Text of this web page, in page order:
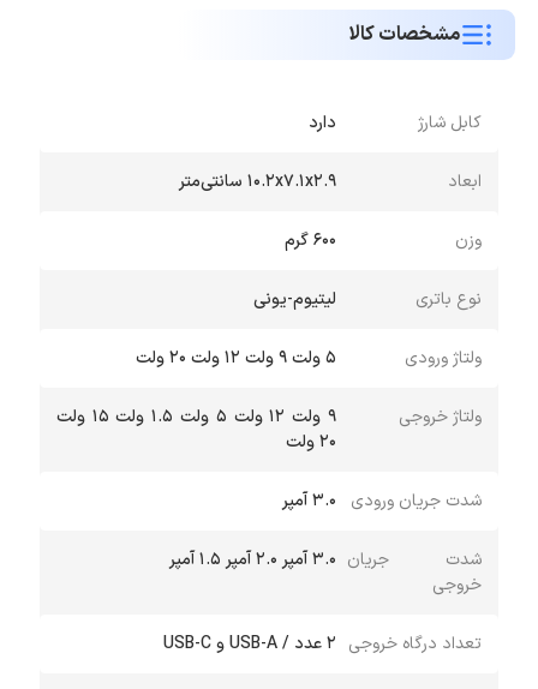
حتی می‌خواهند در مواقع ضروری برخی لپ‌تاپ‌ها و تبلت‌ها را
نیز شارژ کنند، گزینه‌ای کاملاً منطقی و ارزشمند است. اگر قصد
خرید پاور بانک
دارید و به دنبال مدلی هستید که هم از نظر
این مدل می‌تواند یکی از بهترین انتخاب‌ها در بازه قیمتی خود
باشد. برای تجربه خرید مطمئن، قیمت مناسب و اطمینان از
اصالت کالا، می‌توانید نسبت به
مطمئن برای تمامی دستگاه‌های هوشمند خود داشته باشید.
مشخصات کالا
کابل شارژ دارد
ابعاد ۱۰.۲x۷.۱x۲.۹ سانتی‌متر
وزن 600 گرم
نوع باتری لیتیوم-یونی
ولتاژ ورودی ۵ ولت ۹ ولت ۱۲ ولت ۲۰ ولت
ولتاژ خروجی
۹ ولت ۱۲ ولت ۵ ولت ۱.۵ ولت ۱۵ ولت
۲۰ ولت
شدت جریان ورودی ۳.۰ آمپر
شدت جریان
خروجی
۳.۰ آمپر ۲.۰ آمپر ۱.۵ آمپر
تعداد درگاه خروجی 2 عدد / USB-A و USB-C